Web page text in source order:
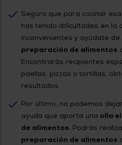
Seguro que para cocinar
has tenido dificultades en la
inconvenientes y ayúdate
preparación de alimentos
Encontrarás recipientes
paellas, pizzas o tortillas,
resultados.
Por último, no podemos
ayuda que aporta una olla
de alimentos. Podrás
preparación de alimentos